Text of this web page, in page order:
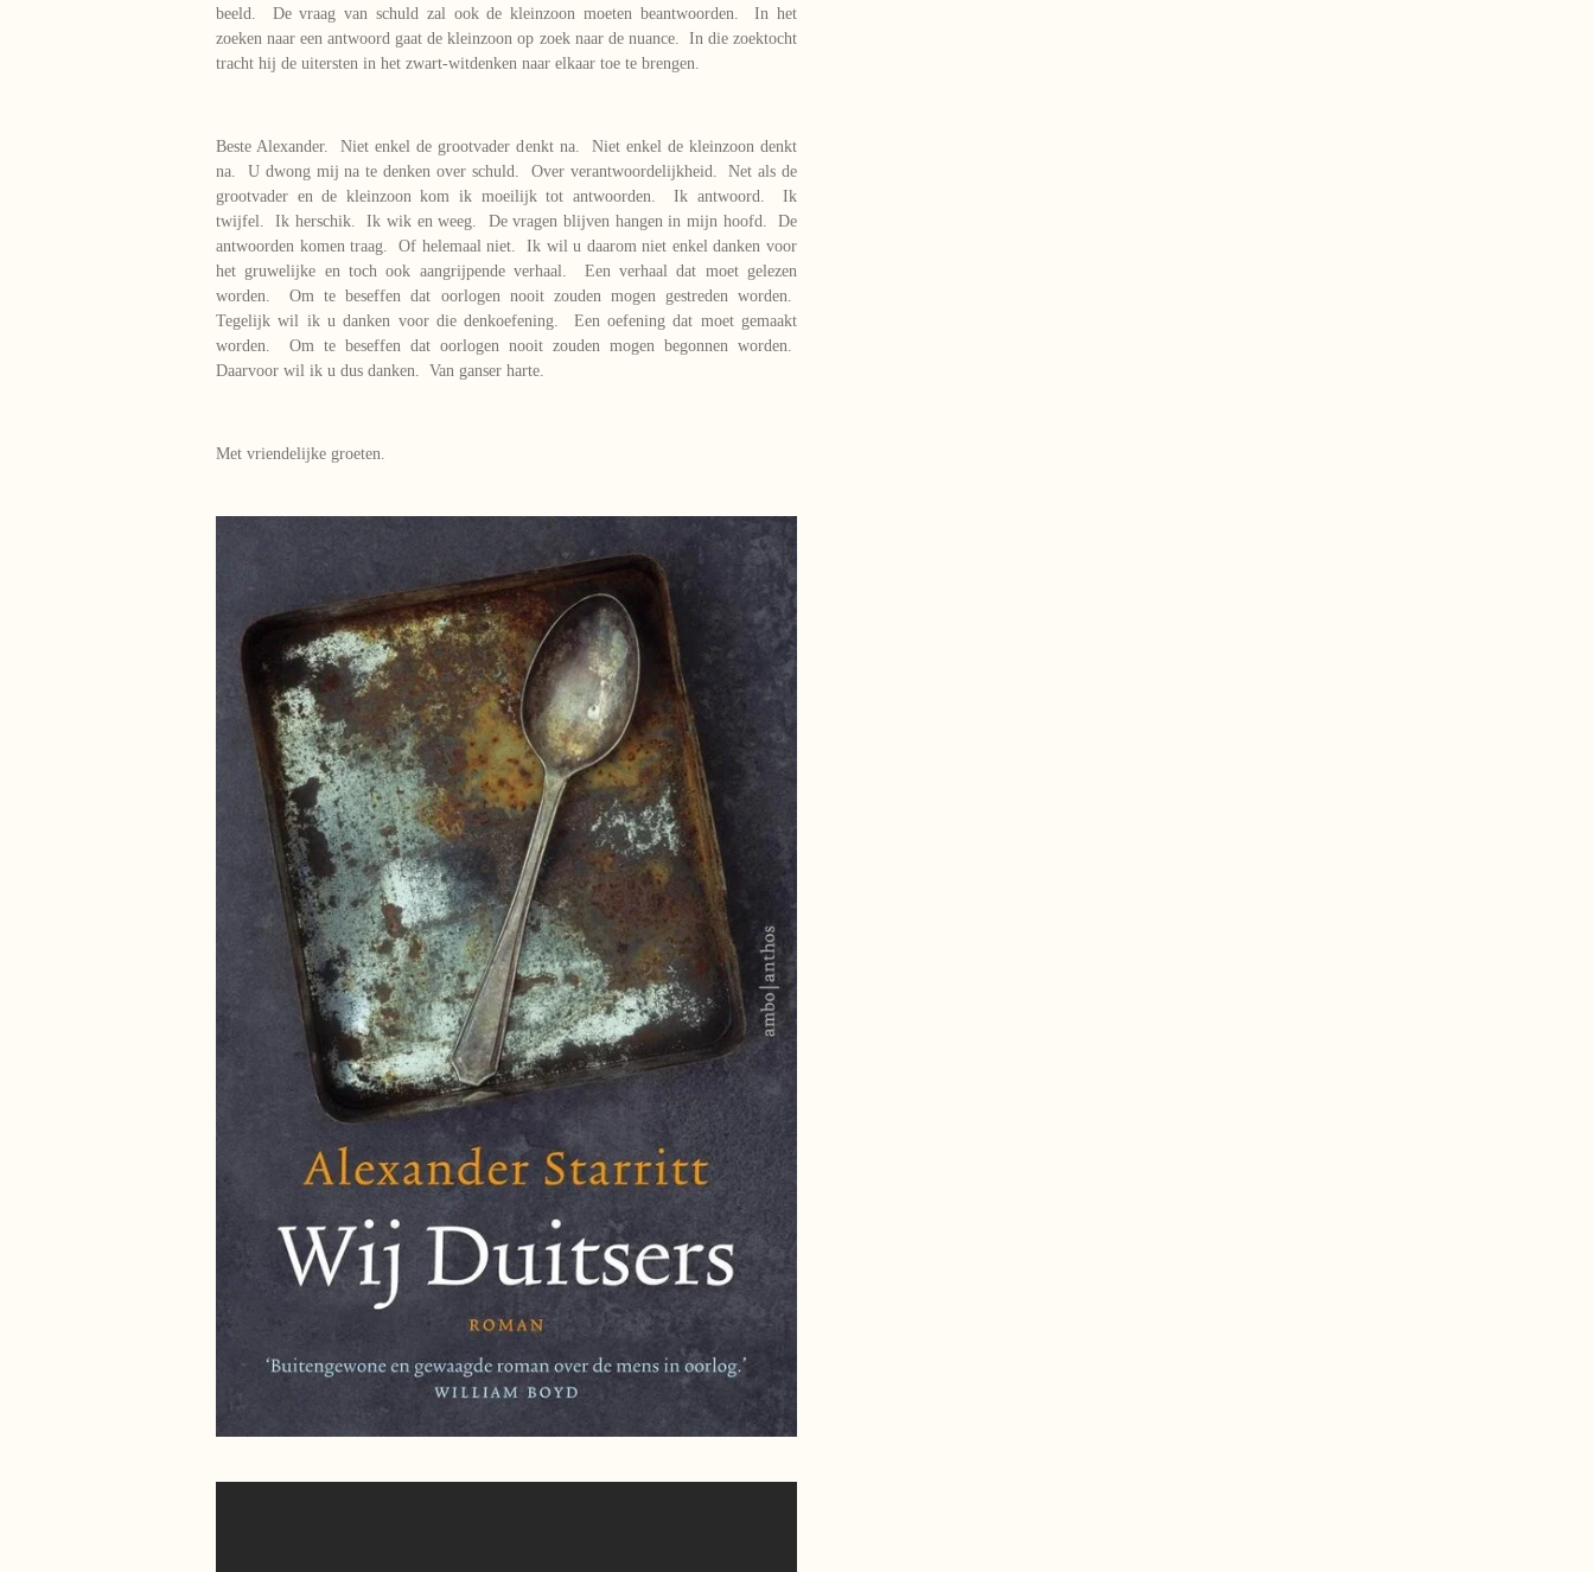
beeld. De vraag van schuld zal ook de kleinzoon moeten beantwoorden. In het
zoeken naar een antwoord gaat de kleinzoon op zoek naar de nuance. In die zoektocht
tracht hij de uitersten in het zwart-witdenken naar elkaar toe te brengen.
Beste Alexander. Niet enkel de grootvader denkt na. Niet enkel de kleinzoon denkt
na. U dwong mij na te denken over schuld. Over verantwoordelijkheid. Net als de
grootvader en de kleinzoon kom ik moeilijk tot antwoorden. Ik antwoord. Ik
twijfel. Ik herschik. Ik wik en weeg. De vragen blijven hangen in mijn hoofd. De
antwoorden komen traag. Of helemaal niet. Ik wil u daarom niet enkel danken voor
het gruwelijke en toch ook aangrijpende verhaal. Een verhaal dat moet gelezen
worden. Om te beseffen dat oorlogen nooit zouden mogen gestreden worden.
Tegelijk wil ik u danken voor die denkoefening. Een oefening dat moet gemaakt
worden. Om te beseffen dat oorlogen nooit zouden mogen begonnen worden.
Daarvoor wil ik u dus danken. Van ganser harte.
Met vriendelijke groeten.